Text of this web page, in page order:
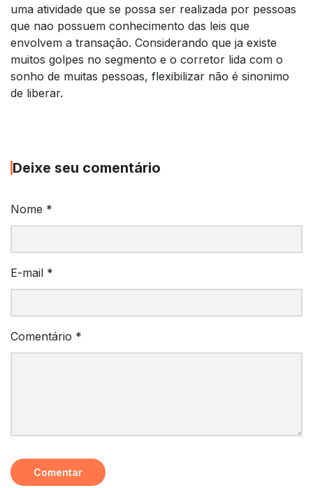
uma atividade que se possa ser realizada por pessoas
que nao possuem conhecimento das leis que
envolvem a transação. Considerando que ja existe
muitos golpes no segmento e o corretor lida com o
sonho de muitas pessoas, flexibilizar não é sinonimo
de liberar.
Deixe seu comentário
Comentário *
Nome *
E-mail *